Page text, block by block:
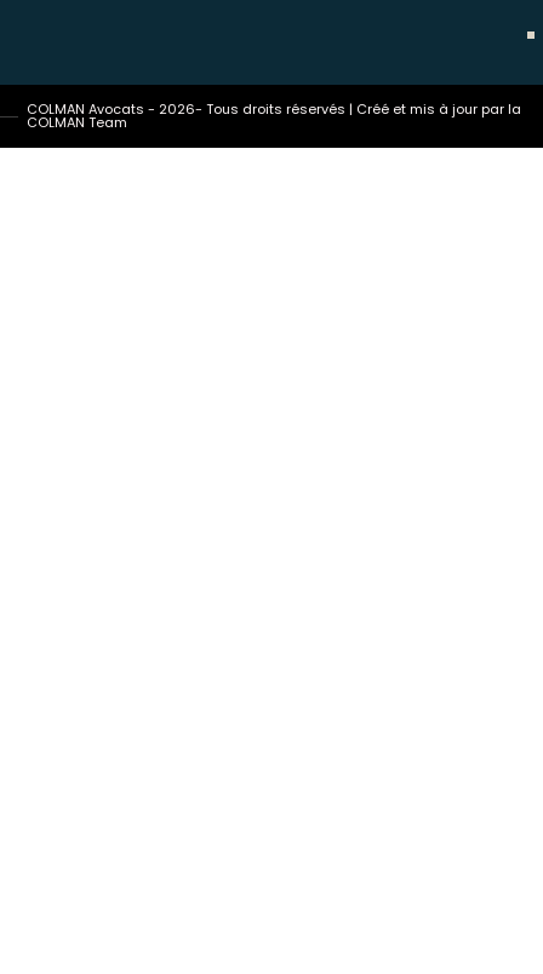
COLMAN Avocats - 2026- Tous droits réservés | Créé et mis à jour par la
COLMAN Team